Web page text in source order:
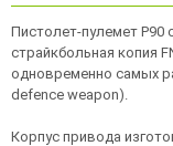
Пистолет-пулемет P90
страйкбольная копия
одновременно самых
defence weapon).
Корпус привода